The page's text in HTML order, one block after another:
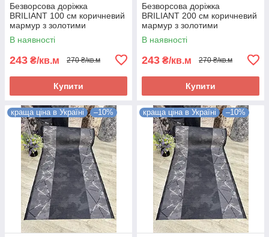
Безворсова доріжка
BRILIANT 100 см коричневий
мармур з золотими
полосками на підлогу на
кухню, в коридор
В наявності
243 ₴/кв.м 270 ₴/кв.м
Купити
Безворсова доріжка
BRILIANT 200 см коричневий
мармур з золотими
полосками на підлогу на
кухню, в коридор
В наявності
243 ₴/кв.м 270 ₴/кв.м
Купити
краща ціна в Україні –10% краща ціна в Україні –10%